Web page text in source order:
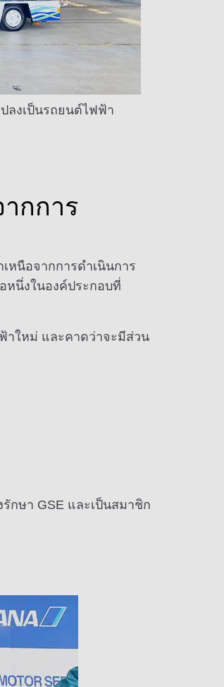
ลงเป็นรถยนต์ไฟฟ้า
กการ
หนือจากการดำเนินการ
หนึ่งในองค์ประกอบที่
าใหม่ และคาดว่าจะมีส่วน
กษา GSE และเป็นสมาชิก